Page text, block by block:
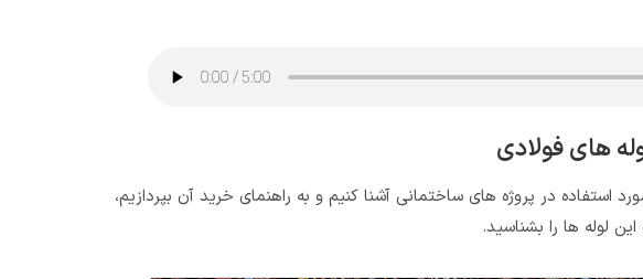
های فولادی
استفاده در پروژه‌ های ساختمانی آشنا کنیم و به راهنمای خرید آن بپردازیم،
لوله ها را بشناسید.